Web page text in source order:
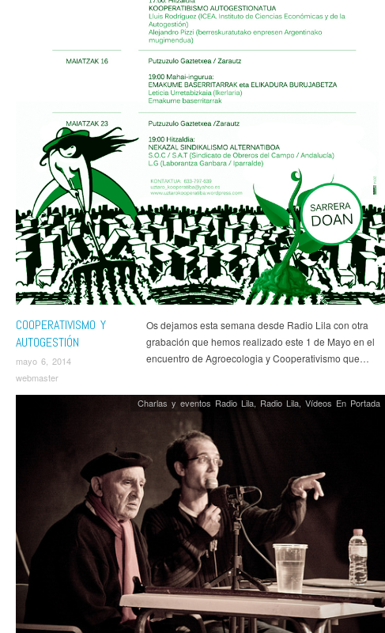
COOPERATIVISMO Y
AUTOGESTIÓN
mayo 6, 2014
webmaster
Os dejamos esta semana desde Radio Lila con otra
grabación que hemos realizado este 1 de Mayo en el
encuentro de Agroecologia y Cooperativismo que…
Charlas y eventos Radio Lila, Radio Lila,Vídeos En Portada